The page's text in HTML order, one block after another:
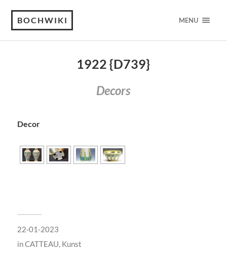
BOCHWIKI MENU
1922 {D739}
Decors
Decor
22-01-2023
inCATTEAU, Kunst